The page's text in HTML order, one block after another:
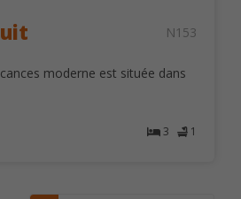
N153
moderne est située dans
3 1